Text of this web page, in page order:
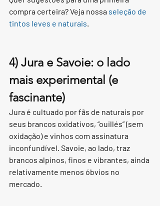
compra certeira? Veja nossa seleção de
tintos leves e naturais.
4) Jura e Savoie: o lado
mais experimental (e
fascinante)
Jura é cultuado por fãs de naturais por
seus brancos oxidativos, “ouillés” (sem
oxidação) e vinhos com assinatura
inconfundível. Savoie, ao lado, traz
brancos alpinos, finos e vibrantes, ainda
relativamente menos óbvios no
mercado.